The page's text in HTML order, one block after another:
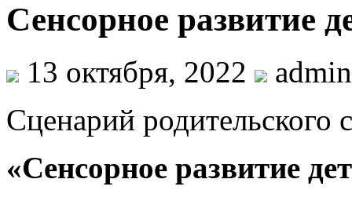
Сенсорное развитие
13 октября, 2022
admin
Сценарий родительского
«Сенсорное развитие